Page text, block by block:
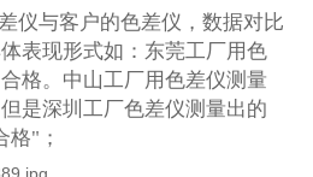
仪与客户的色差仪，数据对比
表现形式如：东莞工厂用色
格。中山工厂用色差仪测量
是深圳工厂色差仪测量出的
格"；